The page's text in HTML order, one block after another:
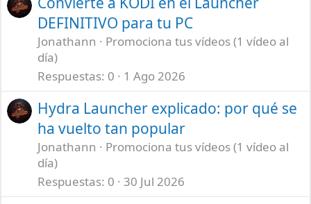
DEFINITIVO para tu PC
Jonathann
Promociona tus vídeos (1 vídeo al
día)
Respuestas 0 1 Ago 2026
Hydra Launcher explicado: por qué se
ha vuelto tan popular
Jonathann
Promociona tus vídeos (1 vídeo al
día)
Respuestas 0 30 Jul 2026